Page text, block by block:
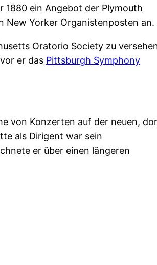
1880 ein Angebot der Plymouth
New Yorker Organistenposten an.
Oratorio Society zu
er das Pittsburgh Symphony
von Konzerten auf der neuen,
als Dirigent war sein
er über einen längeren